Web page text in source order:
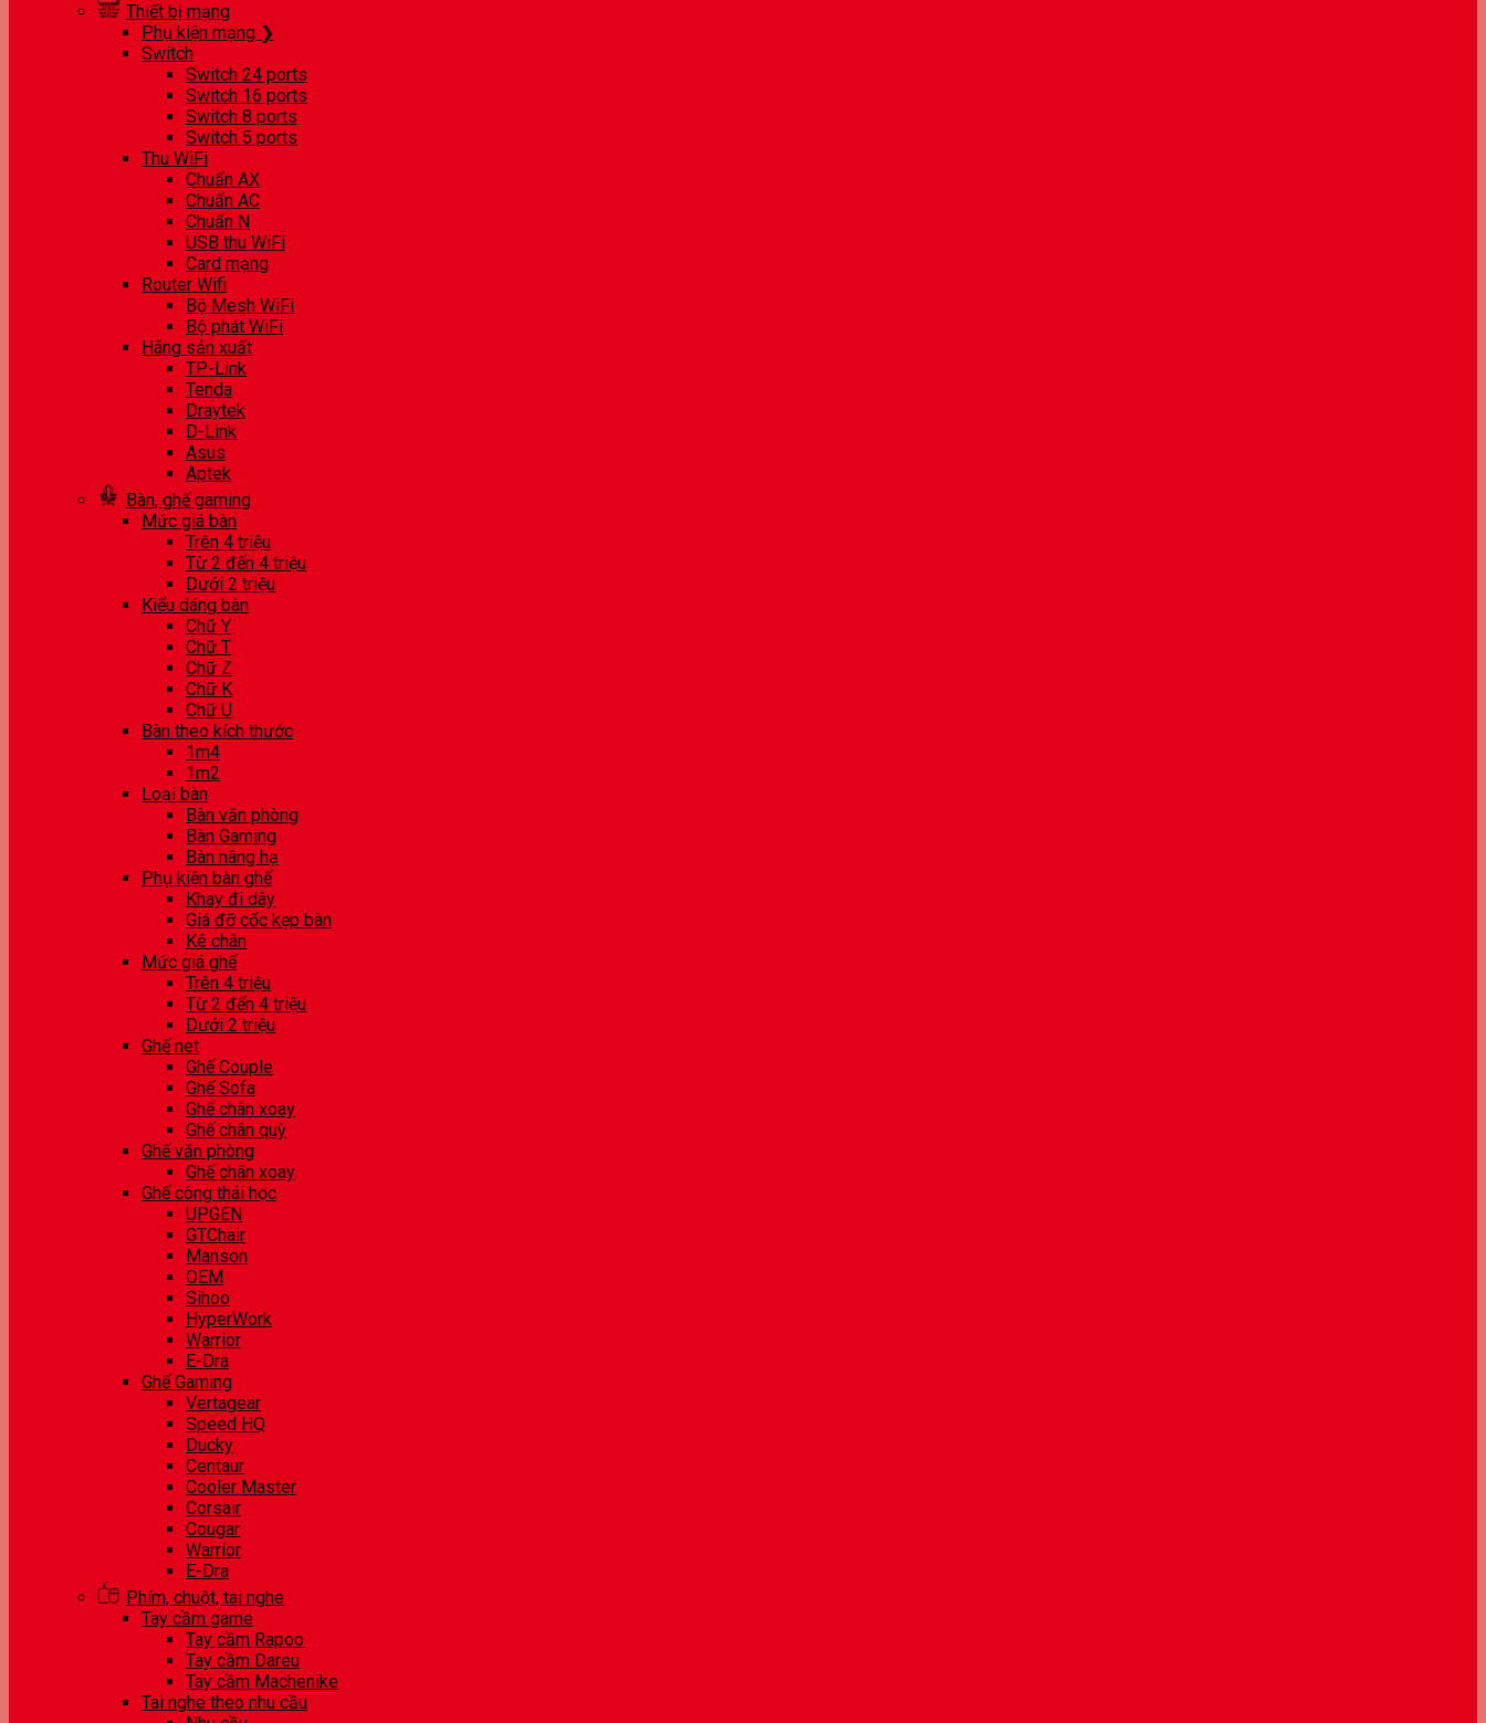
Thiết bị mạng
Phụ kiện mạng ❯
Switch
Switch 24 ports
Switch 16 ports
Switch 8 ports
Switch 5 ports
Thu WiFi
Chuẩn AX
Chuẩn AC
Chuẩn N
USB thu WiFi
Card mạng
Router Wifi
Bộ Mesh WiFi
Bộ phát WiFi
Hãng sản xuất
TP-Link
Tenda
Draytek
D-Link
Asus
Aptek
Bàn, ghế gaming
Mức giá bàn
Trên 4 triệu
Từ 2 đến 4 triệu
Dưới 2 triệu
Kiểu dáng bàn
Chữ Y
Chữ T
Chữ Z
Chữ K
Chữ U
Bàn theo kích thước
1m4
1m2
Loại bàn
Bàn văn phòng
Bàn Gaming
Bàn nâng hạ
Phụ kiện bàn ghế
Khay đi dây
Giá đỡ cốc kẹp bàn
Kê chân
Mức giá ghế
Trên 4 triệu
Từ 2 đến 4 triệu
Dưới 2 triệu
Ghế net
Ghế Couple
Ghế Sofa
Ghế chân xoay
Ghế chân quỳ
Ghế văn phòng
Ghế chân xoay
Ghế công thái học
UPGEN
GTChair
Manson
OEM
Sihoo
HyperWork
Warrior
E-Dra
Ghế Gaming
Vertagear
Speed HQ
Ducky
Centaur
Cooler Master
Corsair
Cougar
Warrior
E-Dra
Phím, chuột, tai nghe
Tay cầm game
Tay cầm Rapoo
Tay cầm Dareu
Tay cầm Machenike
Tai nghe theo nhu cầu